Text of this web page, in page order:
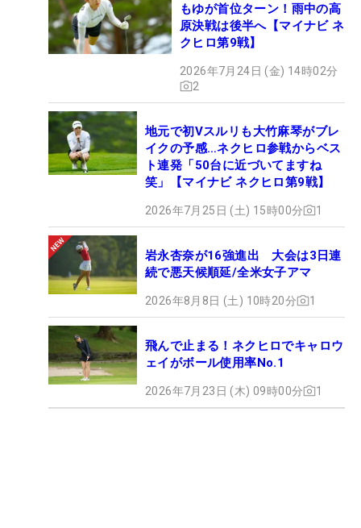
もゆが首位ターン！雨中の高
原決戦は後半へ【マイナビ ネ
クヒロ第9戦】
2026年7月24日 (金) 14時02分
2
地元で初Vスルリも大竹麻琴がブレ
イクの予感…ネクヒロ参戦からベス
ト連発「50台に近づいてますね
笑」【マイナビ ネクヒロ第9戦】
2026年7月25日 (土) 15時00分 1
岩永杏奈が16強進出 大会は3日連
続で悪天候順延/全米女子アマ
2026年8月8日 (土) 10時20分 1
飛んで止まる！ネクヒロでキャロウ
ェイがボール使用率No.1
2026年7月23日 (木) 09時00分 1